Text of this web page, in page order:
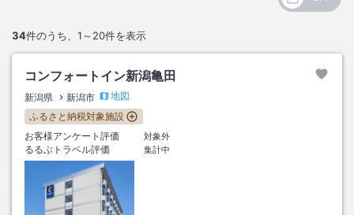
34件のうち、 1～20件を表示
コンフォートイン新潟亀田
新潟県 新潟市
地図
ふるさと納税対象施設
お客様アンケート評価
対象外
るるぶトラベル評価 集計中